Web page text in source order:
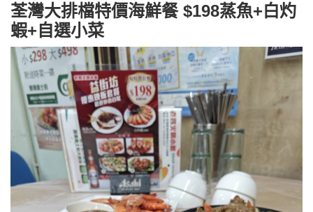
荃灣大排檔特價海鮮餐 $198蒸魚+白灼
蝦+自選小菜